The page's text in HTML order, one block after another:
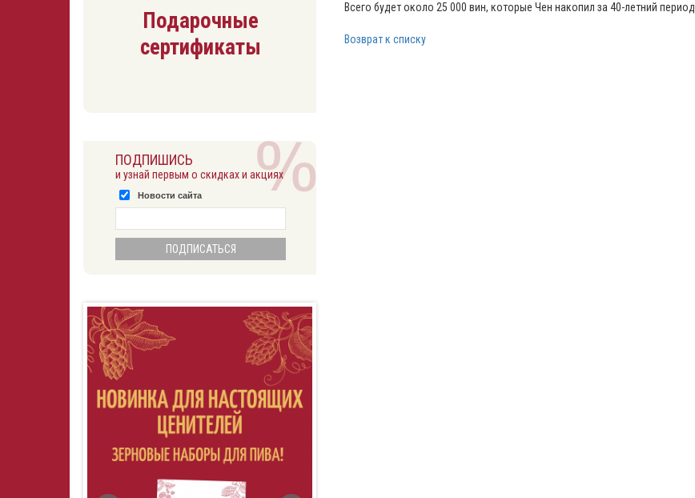
Всего будет около 25 000 вин, которые Чен накопил за 40-летний период.
Возврат к списку
Подарочные
сертификаты
ПОДПИШИСЬ
и узнай первым о скидках и акциях
Новости сайта